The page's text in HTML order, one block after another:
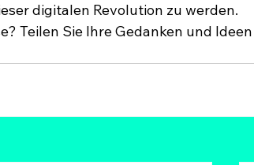
digitalen Revolution zu werden.
Teilen Sie Ihre Gedanken und